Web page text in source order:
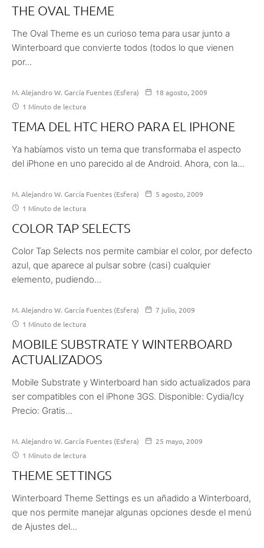
THE OVAL THEME
The Oval Theme es un curioso tema para usar junto a
Winterboard que convierte todos (todos lo que vienen
por...
M. Alejandro W. García Fuentes (Esfera)
18 agosto, 2009
1 Minuto de lectura
TEMA DEL HTC HERO PARA EL IPHONE
Ya habíamos visto un tema que transformaba el aspecto
del iPhone en uno parecido al de Android. Ahora, con la...
M. Alejandro W. García Fuentes (Esfera)
5 agosto, 2009
1 Minuto de lectura
COLOR TAP SELECTS
Color Tap Selects nos permite cambiar el color, por defecto
azul, que aparece al pulsar sobre (casi) cualquier
elemento, pudiendo...
M. Alejandro W. García Fuentes (Esfera)
7 julio, 2009
1 Minuto de lectura
MOBILE SUBSTRATE Y WINTERBOARD
ACTUALIZADOS
Mobile Substrate y Winterboard han sido actualizados para
ser compatibles con el iPhone 3GS. Disponible: Cydia/Icy
Precio: Gratis...
M. Alejandro W. García Fuentes (Esfera)
25 mayo, 2009
1 Minuto de lectura
THEME SETTINGS
Winterboard Theme Settings es un añadido a Winterboard,
que nos permite manejar algunas opciones desde el menú
de Ajustes del...